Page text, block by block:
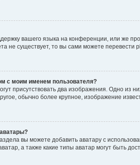
вашего языка на конференции, или же
не существует, то вы сами можете
с моим именем пользователя?
присутствовать два изображения. Одно из
обычно более крупное, изображение
вы можете добавить аватару с
а также какие типы аватар могут быть